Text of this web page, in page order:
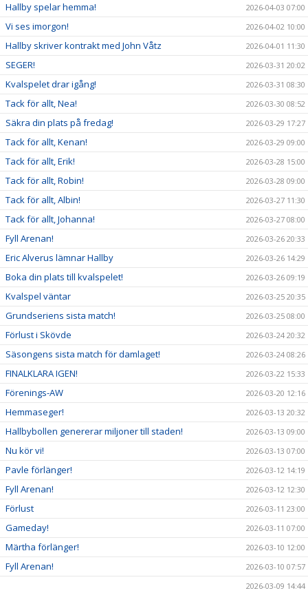
Hallby spelar hemma! 2026-04-03 07:00
Vi ses imorgon! 2026-04-02 10:00
Hallby skriver kontrakt med John Våtz 2026-04-01 11:30
SEGER! 2026-03-31 20:02
Kvalspelet drar igång! 2026-03-31 08:30
Tack för allt, Nea! 2026-03-30 08:52
Säkra din plats på fredag! 2026-03-29 17:27
Tack för allt, Kenan! 2026-03-29 09:00
Tack för allt, Erik! 2026-03-28 15:00
Tack för allt, Robin! 2026-03-28 09:00
Tack för allt, Albin! 2026-03-27 11:30
Tack för allt, Johanna! 2026-03-27 08:00
Fyll Arenan! 2026-03-26 20:33
Eric Alverus lämnar Hallby 2026-03-26 14:29
Boka din plats till kvalspelet! 2026-03-26 09:19
Kvalspel väntar 2026-03-25 20:35
Grundseriens sista match! 2026-03-25 08:00
Förlust i Skövde 2026-03-24 20:32
Säsongens sista match för damlaget! 2026-03-24 08:26
FINALKLARA IGEN! 2026-03-22 15:33
Förenings-AW 2026-03-20 12:16
Hemmaseger! 2026-03-13 20:32
Hallbybollen genererar miljoner till staden! 2026-03-13 09:00
Nu kör vi! 2026-03-13 07:00
Pavle förlänger! 2026-03-12 14:19
Fyll Arenan! 2026-03-12 12:30
Förlust 2026-03-11 23:00
Gameday! 2026-03-11 07:00
Märtha förlänger! 2026-03-10 12:00
Fyll Arenan!
2026-03-10 07:57
2026-03-09 14:44